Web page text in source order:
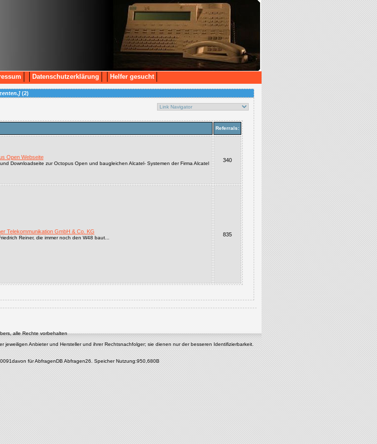
Datenschutzerklärung Helfer gesucht
(2)
Referrals:
Open Webseite
Downloadseite zur Octopus Open und baugleichen Alcatel- Systemen der Firma Alcatel
340
Telekommunikation GmbH & Co. KG
Reiner, die immer noch den W48 baut...
835
alle Rechte vorbehalten
Anbieter und Hersteller und ihrer Rechtsnachfolger; sie dienen nur der besseren Identifizierbarkeit.
für AbfragenDB Abfragen26. Speicher Nutzung:950,680B